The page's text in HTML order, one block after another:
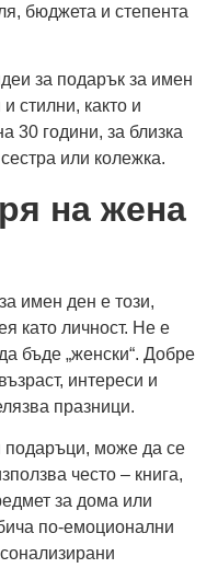
бюджета и степента
за подарък за имен
стилни, както и
30 години, за близка
или колежка.
на жена
имен ден е този,
като личност. Не е
бъде „женски“. Добре
интереси и
празници.
подаръци, може да се
често – книга,
за дома или
по-емоционални